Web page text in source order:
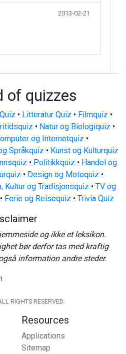
2013-02-21
of quizzes
• Litteratur Quiz • Filmquiz •
• Natur og Biologiquiz •
og Internetquiz •
Språkquiz • Kunst og Kulturquiz
• Politikkquiz • Handel og
• Design og Motequiz •
Kultur og Tradisjonsquiz • TV og
• Ferie og Reisequiz • Trivia Quiz
og ikke et leksikon.
bør derfor tas med kraftig
information andre steder.
RIGHTS RESERVED.
Resources
Applications
Sitemap